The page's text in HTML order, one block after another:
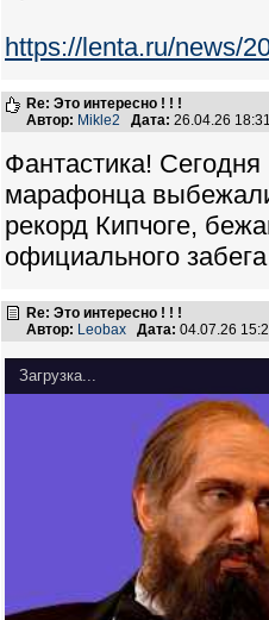
https://lenta.ru/news/
Re: Это интересно ! ! !
Автор: Mikle2 Дата: 26.04.26
Фантастика!
марафонца
рекорд Кипчоге,
официального
Re: Это интересно ! ! !
Автор: Leobax Дата: 04.07.26
Загрузка...